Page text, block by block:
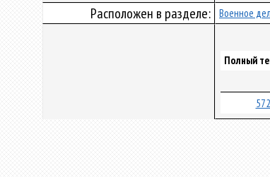
Расположен в разделе: Военное
Полный